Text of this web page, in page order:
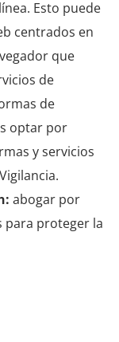
Esto puede
centrados en
que
de
de
optar por
y servicios
abogar por
para proteger la